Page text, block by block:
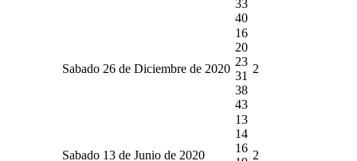
33
40
Sabado 26 de Diciembre de 2020
16
20
23
31
38
43
2
Sabado 13 de Junio de 2020
13
14
16
2